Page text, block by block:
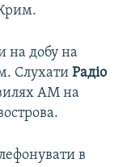
на добу на
Слухати Радіо
АМ на
в